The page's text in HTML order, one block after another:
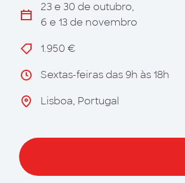
23 e 30 de outubro,
6 e 13 de novembro
1.950 €
Sextas-feiras das 9h às 18h
Lisboa, Portugal